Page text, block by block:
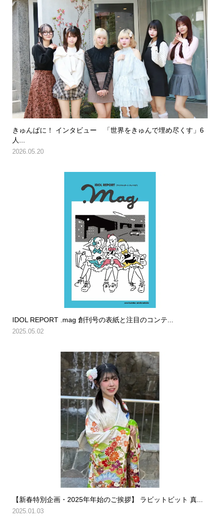
きゅんぱに！ インタビュー 「世界をきゅんで埋め尽くす」6
人...
2026.05.20
IDOL REPORT .mag 創刊号の表紙と注目のコンテ...
2025.05.02
【新春特別企画・2025年年始のご挨拶】 ラビットビット 真...
2025.01.03